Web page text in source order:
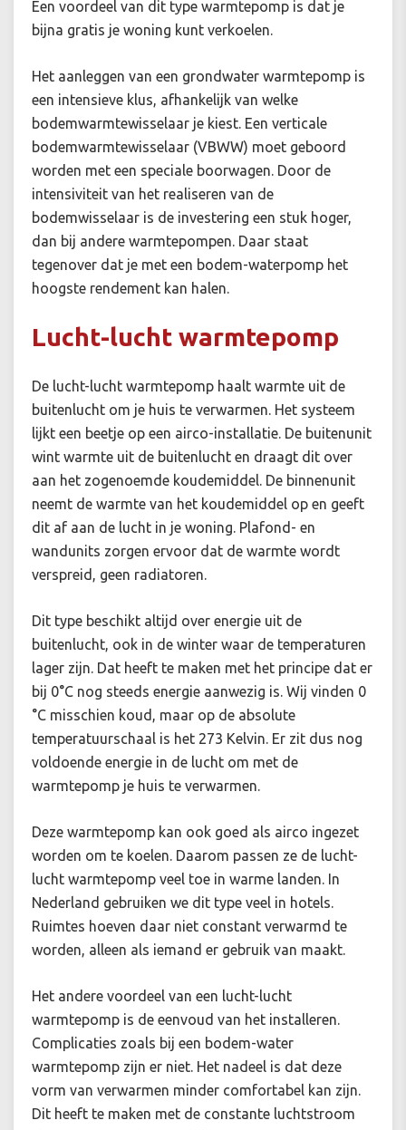
Een voordeel van dit type warmtepomp is dat je
bijna gratis je woning kunt verkoelen.
Het aanleggen van een grondwater warmtepomp is
een intensieve klus, afhankelijk van welke
bodemwarmtewisselaar je kiest. Een verticale
bodemwarmtewisselaar (VBWW) moet geboord
worden met een speciale boorwagen. Door de
intensiviteit van het realiseren van de
bodemwisselaar is de investering een stuk hoger,
dan bij andere warmtepompen. Daar staat
tegenover dat je met een bodem-waterpomp het
hoogste rendement kan halen.
Lucht-lucht warmtepomp
De lucht-lucht warmtepomp haalt warmte uit de
buitenlucht om je huis te verwarmen. Het systeem
lijkt een beetje op een airco-installatie. De buitenunit
wint warmte uit de buitenlucht en draagt dit over
aan het zogenoemde koudemiddel. De binnenunit
neemt de warmte van het koudemiddel op en geeft
dit af aan de lucht in je woning. Plafond- en
wandunits zorgen ervoor dat de warmte wordt
verspreid, geen radiatoren.
Dit type beschikt altijd over energie uit de
buitenlucht, ook in de winter waar de temperaturen
lager zijn. Dat heeft te maken met het principe dat er
bij 0°C nog steeds energie aanwezig is. Wij vinden 0
°C misschien koud, maar op de absolute
temperatuurschaal is het 273 Kelvin. Er zit dus nog
voldoende energie in de lucht om met de
warmtepomp je huis te verwarmen.
Deze warmtepomp kan ook goed als airco ingezet
worden om te koelen. Daarom passen ze de lucht-
lucht warmtepomp veel toe in warme landen. In
Nederland gebruiken we dit type veel in hotels.
Ruimtes hoeven daar niet constant verwarmd te
worden, alleen als iemand er gebruik van maakt.
Het andere voordeel van een lucht-lucht
warmtepomp is de eenvoud van het installeren.
Complicaties zoals bij een bodem-water
warmtepomp zijn er niet. Het nadeel is dat deze
vorm van verwarmen minder comfortabel kan zijn.
Dit heeft te maken met de constante luchtstroom